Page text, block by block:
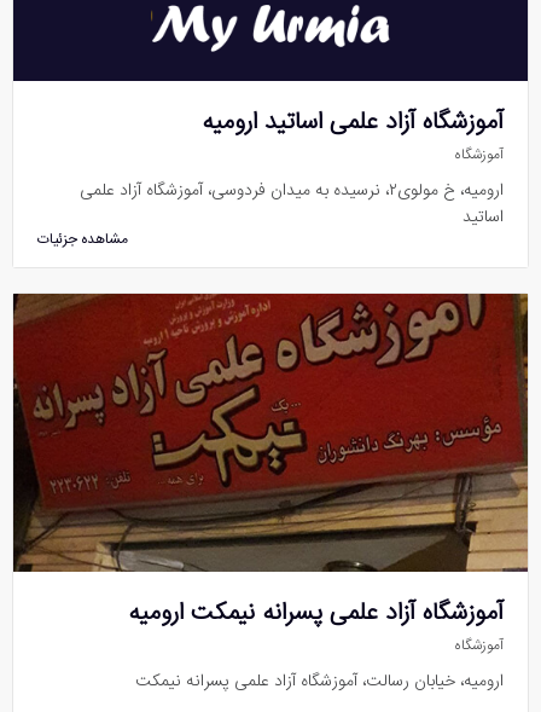
آموزشگاه آزاد علمی اساتید ارومیه
آموزشگاه
ارومیه، خ مولوی۲، نرسیده به میدان فردوسی، آموزشگاه آزاد علمی
اساتید
مشاهده جزئیات
آموزشگاه آزاد علمی پسرانه نیمکت ارومیه
آموزشگاه
ارومیه، خیابان رسالت، آموزشگاه آزاد علمی پسرانه نیمکت